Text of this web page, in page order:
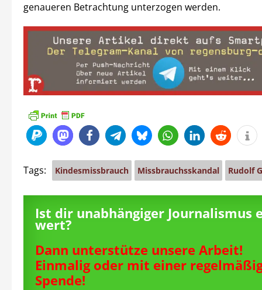
genaueren Betrachtung unterzogen werden.
Tags: Kindesmissbrauch Missbrauchsskandal Rudolf
Ist dir unabhängiger Journalismus
wert?
Dann unterstütze unsere Arbeit!
Einmalig oder mit einer
Spende!